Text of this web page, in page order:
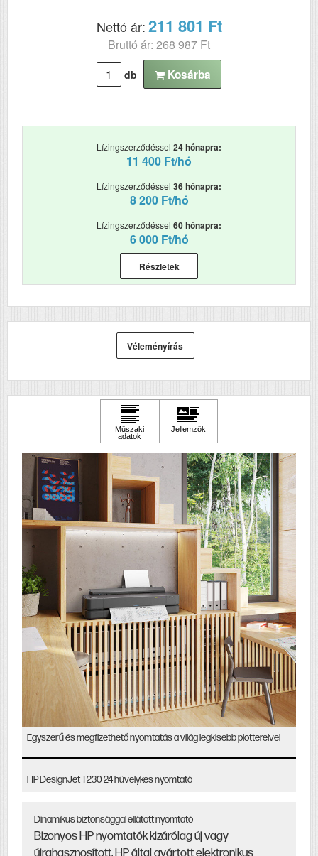
ADF (automatikus
lapolvasó)
DADF (automatikus
kétoldalas lapolvasás)
Szkennelés
n
Tömeg (kg)
Nettó ár:211 801 Ft
Bruttó ár: 268 987 Ft
db Kosárba
Lízingszerződéssel 24 hónapra:
11 400 Ft/hó
Lízingszerződéssel 36 hónapra:
8 200 Ft/hó
Lízingszerződéssel 60 hónapra:
6 000 Ft/hó
Részletek
Véleményírás
Egyszerű és megfizethető nyomtatás a világ legkisebb plottereivel
HP DesignJet T230 24 hüvelykes nyomtató
Dinamikus biztonsággal ellátott nyomtató
Bizonyos HP nyomtatók kizárólag új vagy